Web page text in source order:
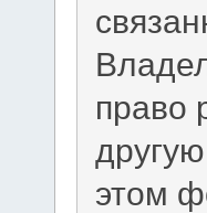
право
этом